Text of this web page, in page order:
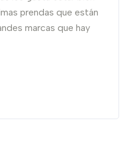
prendas que están
marcas que hay